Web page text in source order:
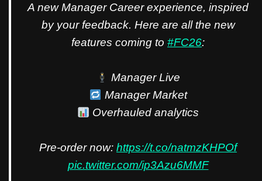
A new Manager Career experience, inspired
by your feedback. Here are all the new
features coming to #FC26:
Manager Live
Manager Market
Overhauled analytics
Pre-order now: https://t.co/natmzKHPOf
pic.twitter.com/ip3Azu6MMF